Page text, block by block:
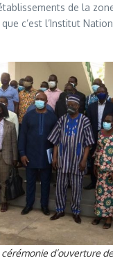
de la
c’est l’Institut
d’ouverture